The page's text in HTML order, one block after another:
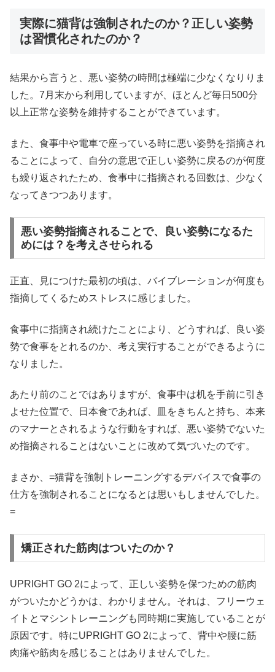
実際に猫背は強制されたのか？正しい姿勢
は習慣化されたのか？
結果から言うと、悪い姿勢の時間は極端に少なくなりりま
した。7月末から利用していますが、ほとんど毎日500分
以上正常な姿勢を維持することができています。
また、食事中や電車で座っている時に悪い姿勢を指摘され
ることによって、自分の意思で正しい姿勢に戻るのが何度
も繰り返されたため、食事中に指摘される回数は、少なく
なってきつつあります。
悪い姿勢指摘されることで、良い姿勢になるた
めには？を考えさせられる
正直、見につけた最初の頃は、バイブレーションが何度も
指摘してくるためストレスに感じました。
食事中に指摘され続けたことにより、どうすれば、良い姿
勢で食事をとれるのか、考え実行することができるように
なりました。
あたり前のことではありますが、食事中は机を手前に引き
よせた位置で、日本食であれば、皿をきちんと持ち、本来
のマナーとされるような行動をすれば、悪い姿勢でないた
め指摘されることはないことに改めて気づいたのです。
まさか、=猫背を強制トレーニングするデバイスで食事の
仕方を強制されることになるとは思いもしませんでした。
=
矯正された筋肉はついたのか？
UPRIGHT GO 2によって、正しい姿勢を保つための筋肉
がついたかどうかは、わかりません。それは、フリーウェ
イトとマシントレーニングも同時期に実施していることが
原因です。特にUPRIGHT GO 2によって、背中や腰に筋
肉痛や筋肉を感じることはありませんでした。